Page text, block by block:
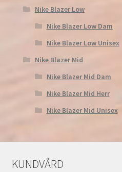
Nike Blazer Low
Nike Blazer Low Dam
Nike Blazer Low Unisex
Nike Blazer Mid
Nike Blazer Mid Dam
Nike Blazer Mid Herr
Nike Blazer Mid Unisex
KUNDVÅRD